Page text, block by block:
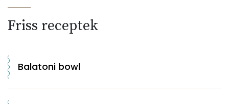
Friss receptek
Balatoni bowl